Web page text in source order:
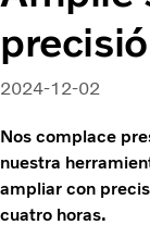
Servicios
Por qué Volvo
Contacto
2024-12-02
Nos complace
nuestra
ampliar con
cuatro horas.